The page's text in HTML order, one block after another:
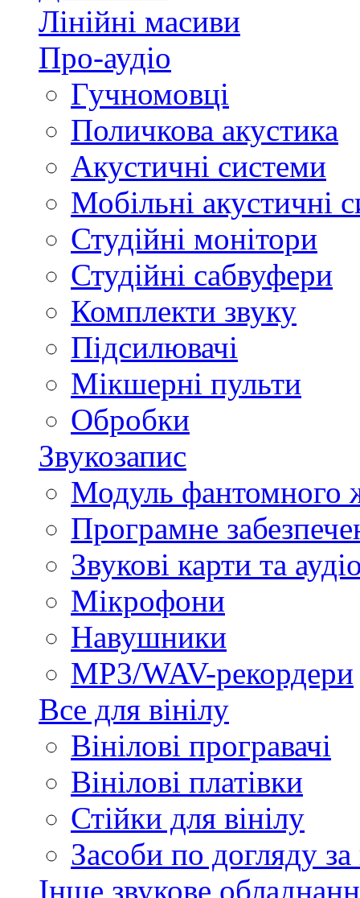
Лінійні масиви
Про-аудіо
Гучномовці
Поличкова акустика
Акустичні системи
Мобільні акустичні
Студійні монітори
Студійні сабвуфери
Комплекти звуку
Підсилювачі
Мікшерні пульти
Обробки
Звукозапис
Модуль фантомного
Програмне
Звукові карти та
Мікрофони
Навушники
MP3/WAV-рекордери
Все для вінілу
Вінілові програвачі
Вінілові платівки
Стійки для вінілу
Засоби по догляду за
Інше звукове